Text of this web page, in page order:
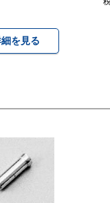
を見る